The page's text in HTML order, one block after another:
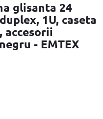
glisanta 24
1U, caseta
accesorii
- EMTEX